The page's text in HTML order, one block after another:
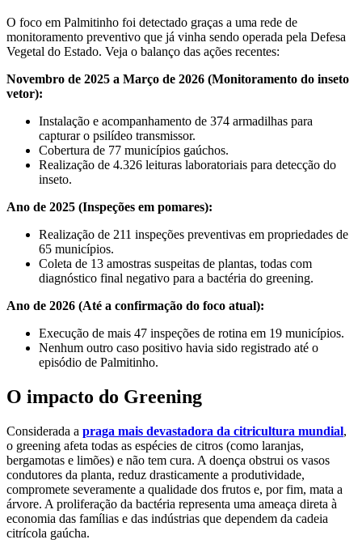
O foco em Palmitinho foi detectado graças a uma rede de
monitoramento preventivo que já vinha sendo operada pela Defesa
Vegetal do Estado. Veja o balanço das ações recentes:
Novembro de 2025 a Março de 2026 (Monitoramento do inseto
vetor):
Instalação e acompanhamento de 374 armadilhas para
capturar o psilídeo transmissor.
Cobertura de 77 municípios gaúchos.
Realização de 4.326 leituras laboratoriais para detecção do
inseto.
Ano de 2025 (Inspeções em pomares):
Realização de 211 inspeções preventivas em propriedades de
65 municípios.
Coleta de 13 amostras suspeitas de plantas, todas com
diagnóstico final negativo para a bactéria do greening.
Ano de 2026 (Até a confirmação do foco atual):
Execução de mais 47 inspeções de rotina em 19 municípios.
Nenhum outro caso positivo havia sido registrado até o
episódio de Palmitinho.
O impacto do Greening
Considerada a praga mais devastadora da citricultura mundial,
o greening afeta todas as espécies de citros (como laranjas,
bergamotas e limões) e não tem cura. A doença obstrui os vasos
condutores da planta, reduz drasticamente a produtividade,
compromete severamente a qualidade dos frutos e, por fim, mata a
árvore. A proliferação da bactéria representa uma ameaça direta à
economia das famílias e das indústrias que dependem da cadeia
citrícola gaúcha.